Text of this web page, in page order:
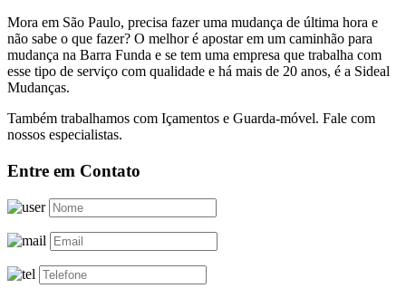
Mora em São Paulo, precisa fazer uma mudança de última hora e
não sabe o que fazer? O melhor é apostar em um caminhão para
mudança na Barra Funda e se tem uma empresa que trabalha com
esse tipo de serviço com qualidade e há mais de 20 anos, é a Sideal
Mudanças.
Também trabalhamos com Içamentos e Guarda-móvel. Fale com
nossos especialistas.
Entre em Contato